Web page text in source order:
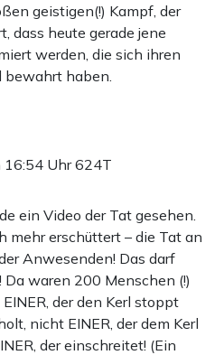
geistigen(!) Kampf, der
dass heute gerade jene
werden, die sich ihren
bewahrt haben.
16:54 Uhr624T
ein Video der Tat gesehen.
mehr erschüttert – die Tat an
Anwesenden! Das darf
waren 200 Menschen (!)
der den Kerl stoppt
nicht EINER, der dem Kerl
der einschreitet! (Ein